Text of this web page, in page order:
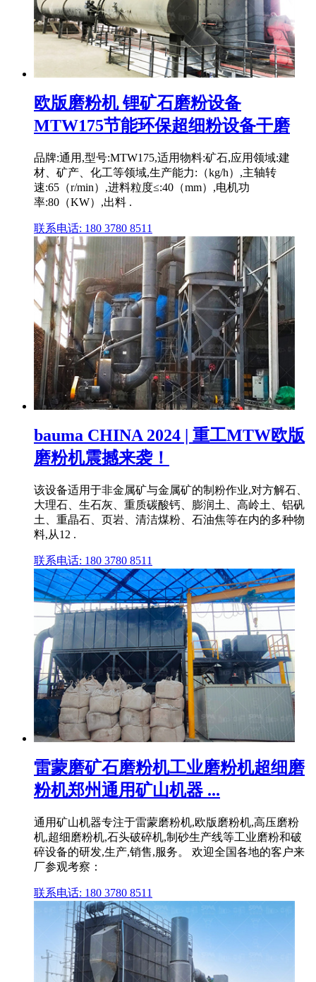
欧版磨粉机 锂矿石磨粉设备
MTW175节能环保超细粉设备干磨
品牌:通用,型号:MTW175,适用物料:矿石,应用领域:建
材、矿产、化工等领域,生产能力:（kg/h）,主轴转
速:65（r/min）,进料粒度≤:40（mm）,电机功
率:80（KW）,出料 .
联系电话: 180 3780 8511
bauma CHINA 2024 | 重工MTW欧版
磨粉机震撼来袭！
该设备适用于非金属矿与金属矿的制粉作业,对方解石、
大理石、生石灰、重质碳酸钙、膨润土、高岭土、铝矾
土、重晶石、页岩、清洁煤粉、石油焦等在内的多种物
料,从12 .
联系电话: 180 3780 8511
雷蒙磨矿石磨粉机工业磨粉机超细磨
粉机郑州通用矿山机器 ...
通用矿山机器专注于雷蒙磨粉机,欧版磨粉机,高压磨粉
机,超细磨粉机,石头破碎机,制砂生产线等工业磨粉和破
碎设备的研发,生产,销售,服务。 欢迎全国各地的客户来
厂参观考察：
联系电话: 180 3780 8511